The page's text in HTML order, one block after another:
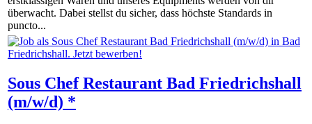
überwacht. Dabei stellst du sicher, dass höchste Standards in
puncto...
Sous Chef Restaurant Bad Friedrichshall
(m/w/d) *